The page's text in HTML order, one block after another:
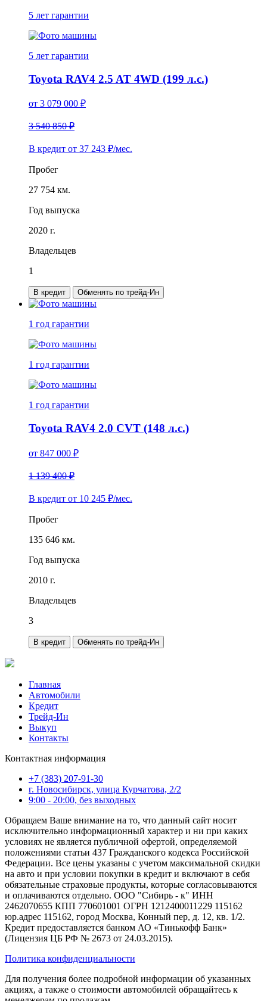
5 лет гарантии
5 лет гарантии
Toyota RAV4 2.5 AT 4WD (199 л.с.)
от 3 079 000 ₽
3 540 850 ₽
В кредит от 37 243 ₽/мес.
Пробег
27 754 км.
Год выпуска
2020 г.
Владельцев
1
В кредит Обменять по трейд-Ин
1 год гарантии
1 год гарантии
1 год гарантии
Toyota RAV4 2.0 CVT (148 л.с.)
от 847 000 ₽
1 139 400 ₽
В кредит от 10 245 ₽/мес.
Пробег
135 646 км.
Год выпуска
2010 г.
Владельцев
3
В кредит Обменять по трейд-Ин
Главная
Автомобили
Кредит
Трейд-Ин
Выкуп
Контакты
Контактная информация
+7 (383) 207-91-30
г. Новосибирск, улица Курчатова, 2/2
9:00 - 20:00, без выходных
Обращаем Ваше внимание на то, что данный сайт носит
исключительно информационный характер и ни при каких
условиях не является публичной офертой, определяемой
положениями статьи 437 Гражданского кодекса Российской
Федерации. Все цены указаны с учетом максимальной скидки
на авто и при условии покупки в кредит и включают в себя
обязательные страховые продукты, которые согласовываются
и оплачиваются отдельно. ООО "Сибирь - к" ИНН
2462070655 КПП 770601001 ОГРН 1212400011229 115162
юр.адрес 115162, город Москва, Конный пер, д. 12, кв. 1/2.
Кредит предоставляется банком АО «Тинькофф Банк»
(Лицензия ЦБ РФ № 2673 от 24.03.2015).
Политика конфиденциальности
Для получения более подробной информации об указанных
акциях, а также о стоимости автомобилей обращайтесь к